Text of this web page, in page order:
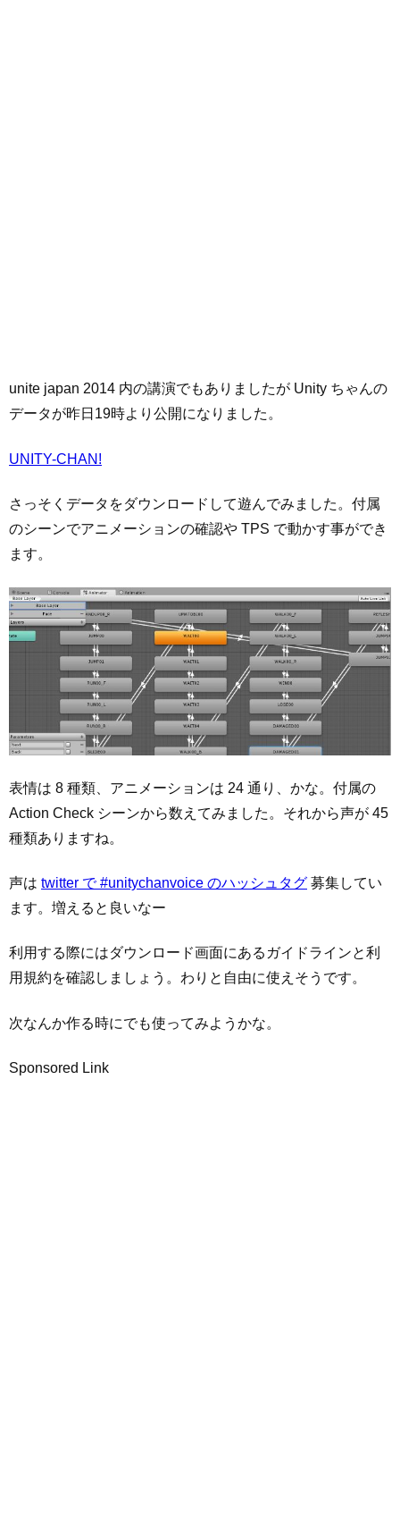
unite japan 2014 内の講演でもありましたが Unity ちゃんの
データが昨日19時より公開になりました。
UNITY-CHAN!
さっそくデータをダウンロードして遊んでみました。付属
のシーンでアニメーションの確認や TPS で動かす事ができ
ます。
表情は 8 種類、アニメーションは 24 通り、かな。付属の
Action Check シーンから数えてみました。それから声が 45
種類ありますね。
声は twitter で #unitychanvoice のハッシュタグ 募集してい
ます。増えると良いなー
利用する際にはダウンロード画面にあるガイドラインと利
用規約を確認しましょう。わりと自由に使えそうです。
次なんか作る時にでも使ってみようかな。
Sponsored Link